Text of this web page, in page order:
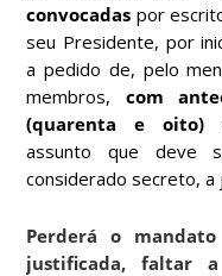
convocadas por
seu Presidente, por
a pedido de, pelo
membros, com
(quarenta e oito)
assunto que deve
considerado secreto, a
Perderá o
justificada, faltar